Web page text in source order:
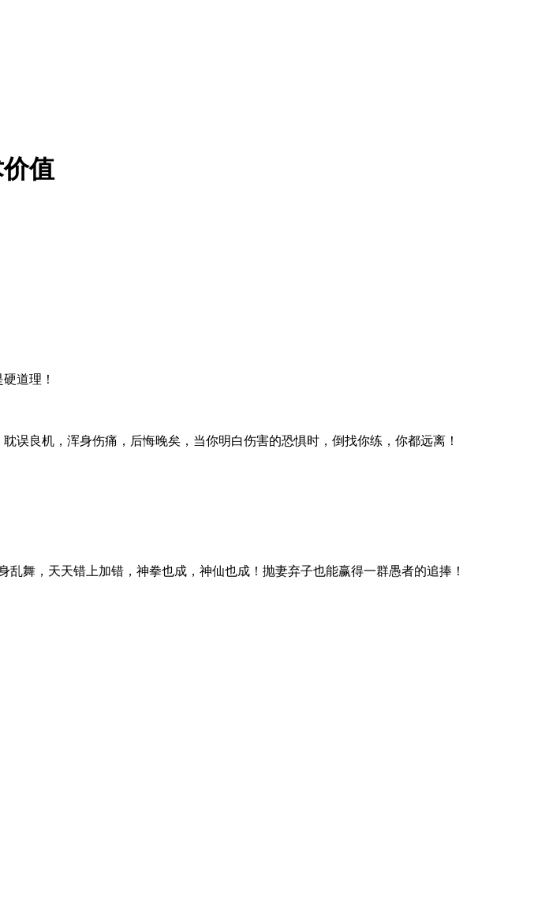
值
道理！
良机，浑身伤痛，后悔晚矣，当你明白伤害的恐惧时，倒找你练，你都远离！
，天天错上加错，神拳也成，神仙也成！抛妻弃子也能赢得一群愚者的追捧！